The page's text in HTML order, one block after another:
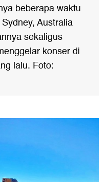
beberapa waktu
Australia
sekaligus
konser di
lalu. Foto: